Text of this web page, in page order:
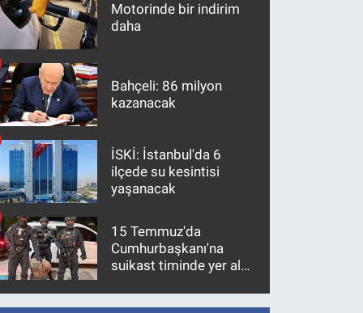
Motorinde bir indirim
daha
Bahçeli: 86 milyon
kazanacak
İSKİ: İstanbul'da 6
ilçede su kesintisi
yaşanacak
15 Temmuz'da
Cumhurbaşkanı'na
suikast timinde yer alan
10 yıl sonra yakalandı